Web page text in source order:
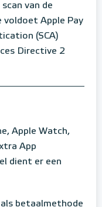
van de
Apple Pay
(SCA)
Directive 2
Apple Watch,
App
dient er een
betaalmethode